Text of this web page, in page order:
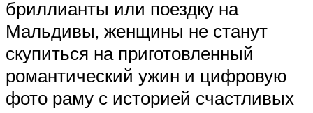
бриллианты или поездку на
Мальдивы, женщины не станут
скупиться на приготовленный
романтический ужин и цифровую
фото раму с историей счастливых